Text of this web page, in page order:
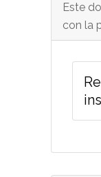
Este
con la